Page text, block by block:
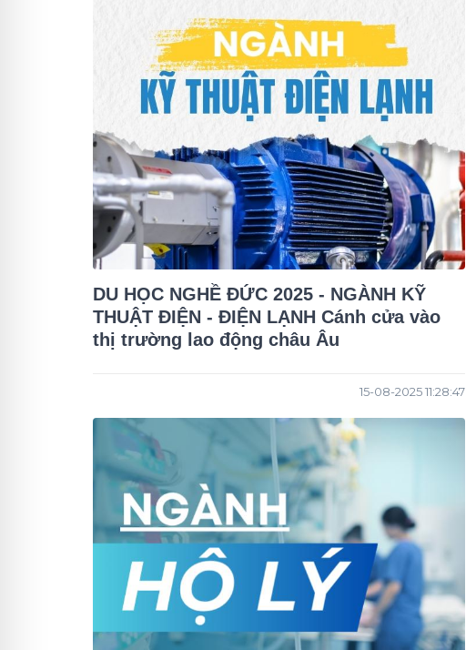
DU HỌC NGHỀ ĐỨC 2025 - NGÀNH KỸ
THUẬT ĐIỆN - ĐIỆN LẠNH Cánh cửa vào
thị trường lao động châu Âu
15-08-2025 11:28:47